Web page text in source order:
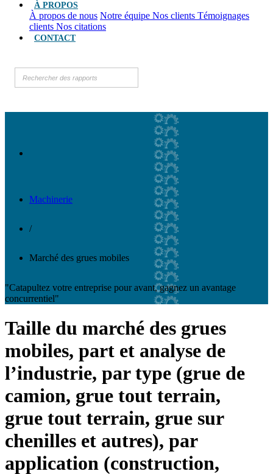
À PROPOS
À propos de nous Notre équipe Nos clients Témoignages
clients Nos citations
CONTACT
Machinerie
/
Marché des grues mobiles
"Catapultez votre entreprise pour avant, gagnez un avantage
concurrentiel"
Taille du marché des grues
mobiles, part et analyse de
l’industrie, par type (grue de
camion, grue tout terrain,
grue tout terrain, grue sur
chenilles et autres), par
application (construction,